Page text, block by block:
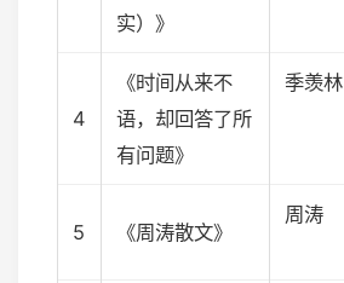
实）》
4
《时间从来不
语，却回答了所
有问题》
季羡林
5 《周涛散文》
周涛